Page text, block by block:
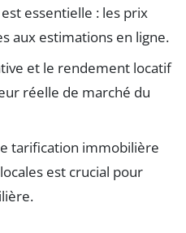
essentielle : les prix
aux estimations en ligne.
et le rendement locatif
réelle de marché du
tarification immobilière
est crucial pour